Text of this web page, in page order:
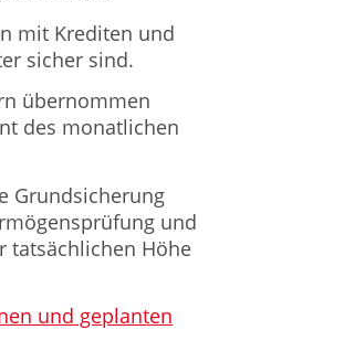
mit Krediten und
sicher sind.
übernommen
des monatlichen
Grundsicherung
und
tatsächlichen Höhe
und geplanten